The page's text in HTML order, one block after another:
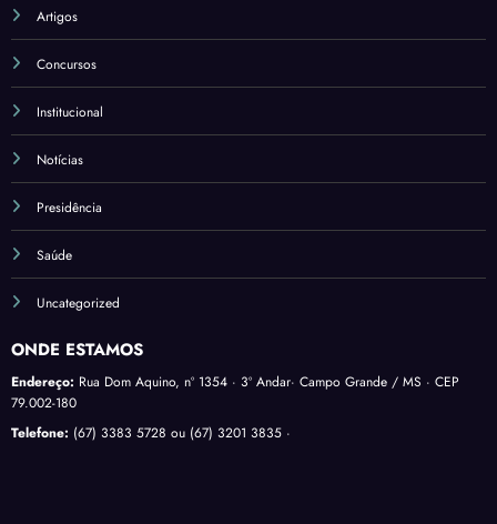
Artigos
Concursos
Institucional
Notícias
Presidência
Saúde
Uncategorized
ONDE ESTAMOS
Endereço: Rua Dom Aquino, nº 1354 · 3º Andar· Campo Grande / MS · CEP
79.002-180
Telefone: (67) 3383 5728 ou (67) 3201 3835 ·